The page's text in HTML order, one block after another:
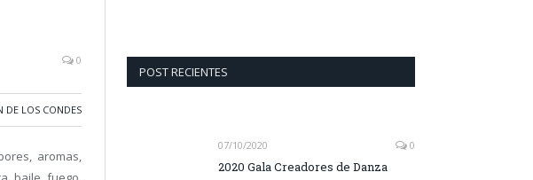
0
DE LOS CONDES
aromas,
POST RECIENTES
07/10/2020 0
2020 Gala Creadores de Danza